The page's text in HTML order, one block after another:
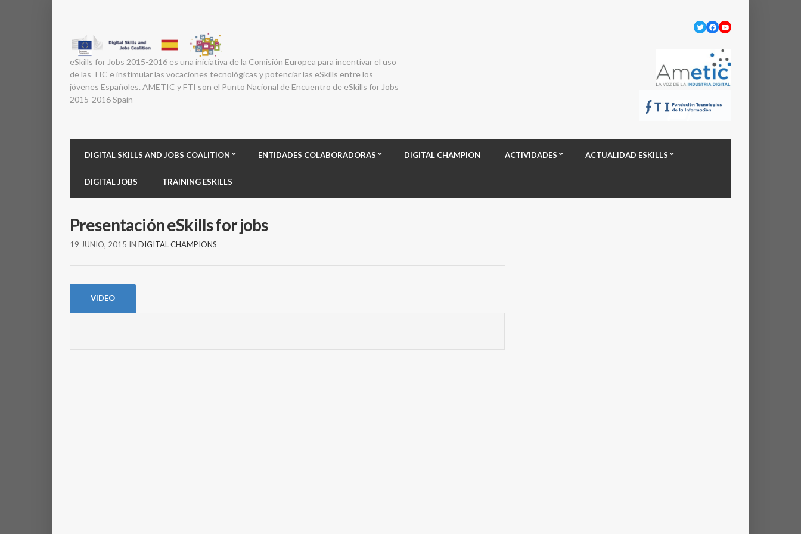
eSkills for Jobs 2015-2016 es una iniciativa de la Comisión Europea para incentivar el uso
de las TIC e instimular las vocaciones tecnológicas y potenciar las eSkills entre los
jóvenes Españoles. AMETIC y FTI son el Punto Nacional de Encuentro de eSkills for Jobs
2015-2016 Spain
Twitter
Facebook
YouTube
DIGITAL SKILLS AND JOBS COALITION ENTIDADES COLABORADORAS DIGITAL CHAMPION ACTIVIDADES ACTUALIDAD ESKILLS
DIGITAL JOBS TRAINING ESKILLS
Presentación eSkills for jobs
19 JUNIO, 2015 IN DIGITAL CHAMPIONS
VIDEO